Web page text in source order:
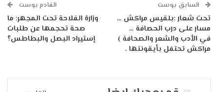
السابق بوست
تحت شعار :بلقيس مراكش …
مسار على درب الحصافة …
في الأدب والشعر والصحافة )
مراكش تحتفل بأيقونتها .
القادم بوست
وزارة الفلاحة تحت المجهر: ما
صحة تحجمها عن طلبات
إستيراد البصل والبطاطس؟